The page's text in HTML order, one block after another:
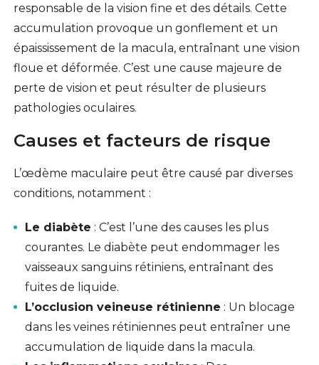
responsable de la vision fine et des détails. Cette
accumulation provoque un gonflement et un
épaississement de la macula, entraînant une vision
floue et déformée. C’est une cause majeure de
perte de vision et peut résulter de plusieurs
pathologies oculaires.
Causes et facteurs de risque
L’œdème maculaire peut être causé par diverses
conditions, notamment :
Le diabète : C’est l’une des causes les plus
courantes. Le diabète peut endommager les
vaisseaux sanguins rétiniens, entraînant des
fuites de liquide.
L’occlusion veineuse rétinienne : Un blocage
dans les veines rétiniennes peut entraîner une
accumulation de liquide dans la macula.